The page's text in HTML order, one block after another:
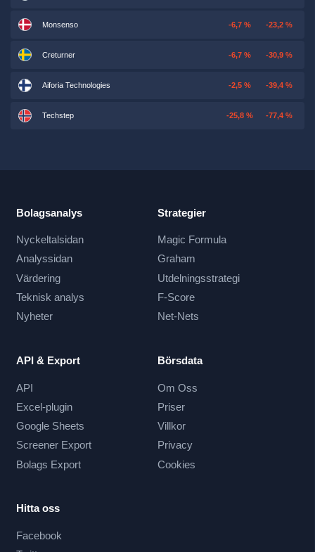
Monsenso -6,7 % -23,2 %
Creturner -6,7 % -30,9 %
Aiforia Technologies -2,5 % -39,4 %
Techstep -25,8 % -77,4 %
Bolagsanalys
Nyckeltalsidan
Analyssidan
Värdering
Teknisk analys
Nyheter
Strategier
Magic Formula
Graham
Utdelningsstrategi
F-Score
Net-Nets
API & Export
API
Excel-plugin
Google Sheets
Screener Export
Bolags Export
Börsdata
Om Oss
Priser
Villkor
Privacy
Cookies
Hitta oss
Facebook